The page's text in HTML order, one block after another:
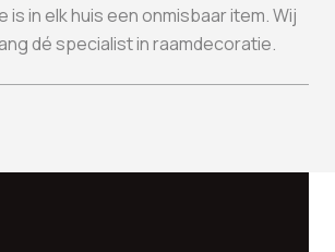
is in elk huis een onmisbaar item. Wij
dé specialist in raamdecoratie.